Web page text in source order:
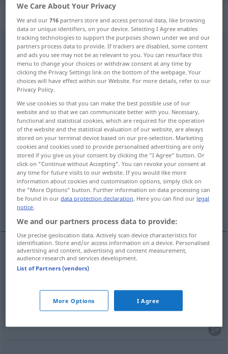
„admission“: noun
admission [ədˈmiʃən] s
Overview of all translations
(For more details, click/tap on the translation)
Eintrittspreis Zulassung
Zugeben, Eingeständnis, Bekennen
Zugeständnis, Einräumung
Einlass, Beaufschlagung, Zufuhr
Einlassm admission into country, society
Zutrittm admission into building
We Care About Your Privacy
We and our716 partners store and access personal data, like browsing
data or unique identifiers, on your device. Selecting I Agree enables
tracking technologies to support the purposes shown under we and our
partners process data to provide. If trackers are disabled, some content
and ads you see may not be as relevant to you. You can resurface this
menu to change your choices or withdraw consent at any time by
clicking the Privacy Settings link on the bottom of the webpage. Your
choices will have effect within our Website. For more details, refer to our
Privacy Policy.
We use cookies so that you can make the best possible use of our
website and so that we can communicate better with you. Necessary,
functional and statistical cookies, which are required for the operation
of the website and the statistical evaluation of our website, are always
stored on your terminal device based on our pre-selection. Marketing
cookies and cookies used to provide personalised advertising are only
stored if you give us your consent by clicking the "I Agree" button. Or
click on "Continue without Accepting". You can revoke your consent at
any time for future visits to our website. If you would like more
information about cookies and customisation options, simply click on
the "More Options" button. Further information on data processing can
be found in ourdata protection declaration. Here you can find our legal
notice.
We and our partners process data to provide:
Use precise geolocation data. Actively scan device characteristics for
identification. Store and/or access information on a device. Personalised
advertising and content, advertising and content measurement,
audience research and services development.
List of Partners (vendors)
More Options I Agree